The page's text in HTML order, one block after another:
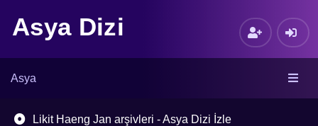
Asya Dizi
Asya
Likit Haeng Jan arşivleri - Asya Dizi İzle